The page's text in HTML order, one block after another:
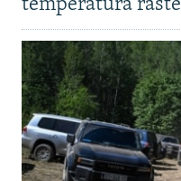
temperatura raste